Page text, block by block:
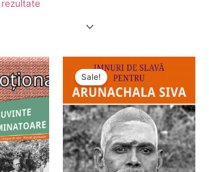
lei.
Sale!
inițial
a
fost:
25.00 lei.
curent
este:
20.00 lei.